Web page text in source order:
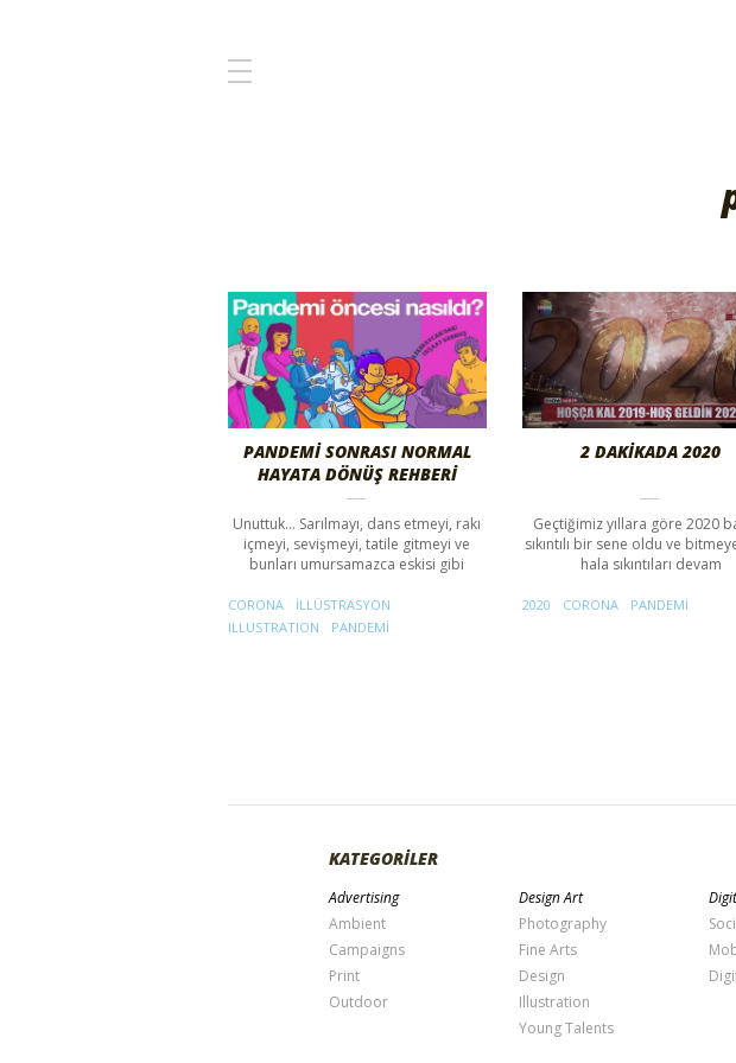
PANDEMI SONRASI NORMAL
HAYATA DÖNÜŞ REHBERI
Unuttuk... Sarılmayı, dans etmeyi, rakı
içmeyi, sevişmeyi, tatile gitmeyi ve
bunları umursamazca eskisi gibi
CORONA
ILLÜSTRASYON
ILLUSTRATION
PANDEMI
2 DAKIKADA 2020
Geçtiğimiz yıllara göre 2020
sıkıntılı bir sene oldu ve
hala sıkıntıları devam
2020 CORONA PANDEMI
KATEGORİLER
Advertising
Ambient
Campaigns
Print
Outdoor
Design Art
Photography
Fine Arts
Design
Illustration
Young Talents